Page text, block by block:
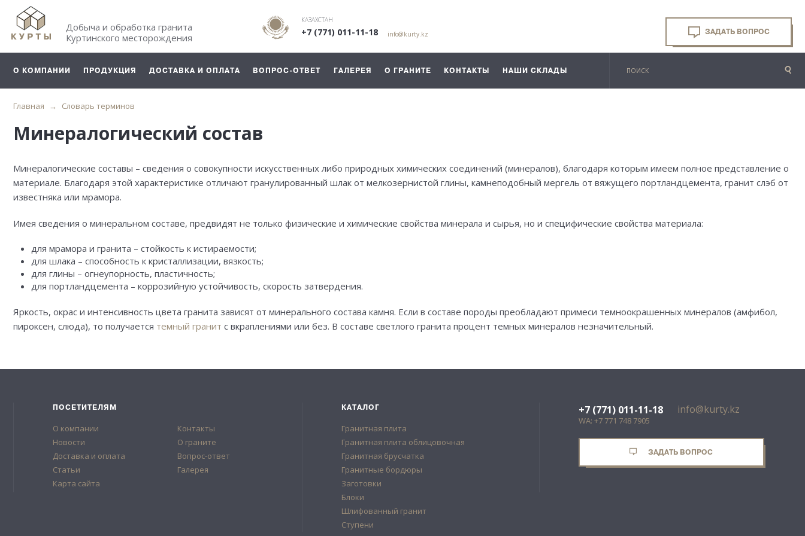
Добыча и обработка гранита
Куртинского месторождения
КАЗАХСТАН
+7 (771) 011-11-18 info@kurty.kz ЗАДАТЬ ВОПРОС
О КОМПАНИИ ПРОДУКЦИЯ ДОСТАВКА И ОПЛАТА ВОПРОС-ОТВЕТ ГАЛЕРЕЯ О ГРАНИТЕ КОНТАКТЫ НАШИ СКЛАДЫ
Главная Словарь терминов
Минералогический состав
Минералогические составы – сведения о совокупности искусственных либо природных химических соединений (минералов), благодаря которым имеем полное представление о
материале. Благодаря этой характеристике отличают гранулированный шлак от мелкозернистой глины, камнеподобный мергель от вяжущего портландцемента, гранит слэб от
известняка или мрамора.
Имея сведения о минеральном составе, предвидят не только физические и химические свойства минерала и сырья, но и специфические свойства материала:
для мрамора и гранита – стойкость к истираемости;
для шлака – способность к кристаллизации, вязкость;
для глины – огнеупорность, пластичность;
для портландцемента – коррозийную устойчивость, скорость затвердения.
Яркость, окрас и интенсивность цвета гранита зависят от минерального состава камня. Если в составе породы преобладают примеси темноокрашенных минералов (амфибол,
пироксен, слюда), то получается темный гранит с вкраплениями или без. В составе светлого гранита процент темных минералов незначительный.
ПОСЕТИТЕЛЯМ
О компании
Новости
Доставка и оплата
Статьи
Карта сайта
Контакты
О граните
Вопрос-ответ
Галерея
КАТАЛОГ
Гранитная плита
Гранитная плита облицовочная
Гранитная брусчатка
Гранитные бордюры
Заготовки
Блоки
Шлифованный гранит
Ступени
+7 (771) 011-11-18
WA: +7 771 748 7905
info@kurty.kz
ЗАДАТЬ ВОПРОС